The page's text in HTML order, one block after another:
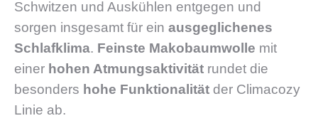
Schwitzen und Auskühlen entgegen und
sorgen insgesamt für ein ausgeglichenes
Schlafklima. Feinste Makobaumwolle mit
einer hohen Atmungsaktivität rundet die
besonders hohe Funktionalität der Climacozy
Linie ab.